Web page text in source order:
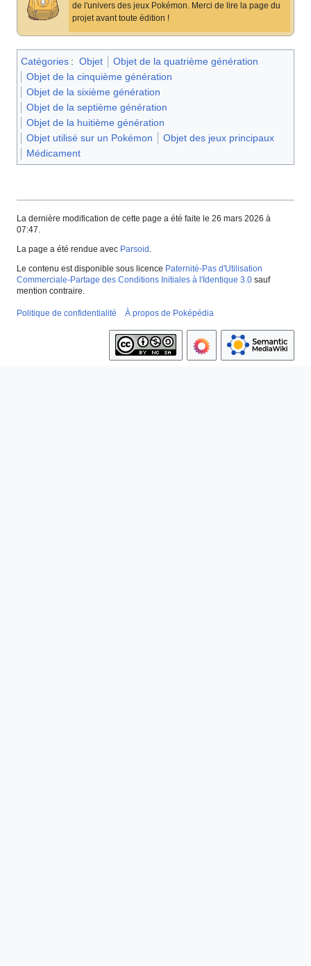
de l'univers des jeux Pokémon. Merci de lire la page du
projet avant toute édition !
Catégories : Objet
Objet de la quatrième génération
Objet de la cinquième génération
Objet de la sixième génération
Objet de la septième génération
Objet de la huitième génération
Objet utilisé sur un Pokémon
Objet des jeux principaux
Médicament
La dernière modification de cette page a été faite le 26 mars 2026 à
07:47.
La page a été rendue avec Parsoid .
Le contenu est disponible sous licence Paternité-Pas d'Utilisation
Commerciale-Partage des Conditions Initiales à l'Identique 3.0 sauf
mention contraire.
Politique de confidentialité À propos de Poképédia